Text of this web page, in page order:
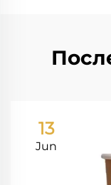
13
Jun